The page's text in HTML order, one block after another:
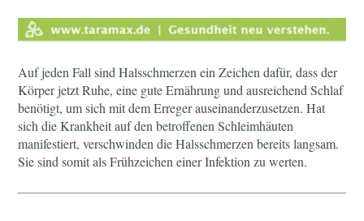
Auf jeden Fall sind Halsschmerzen ein Zeichen dafür, dass der
Körper jetzt Ruhe, eine gute Ernährung und ausreichend Schlaf
benötigt, um sich mit dem Erreger auseinanderzusetzen. Hat
sich die Krankheit auf den betroffenen Schleimhäuten
manifestiert, verschwinden die Halsschmerzen bereits langsam.
Sie sind somit als Frühzeichen einer Infektion zu werten.